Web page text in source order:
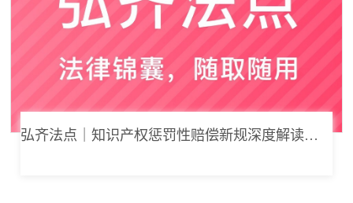
弘齐法点｜知识产权惩罚性赔偿新规深度解读： 从“赔得起”到“赔不起”的司法逻辑